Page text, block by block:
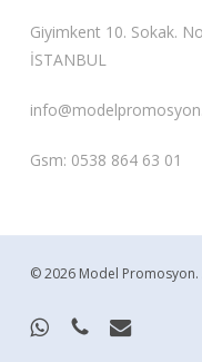
Giyimkent 10. Sokak.
İSTANBUL
Gsm: 0538 864 63 01
© 2026 Model Promosyon.
whatsappphoneemail